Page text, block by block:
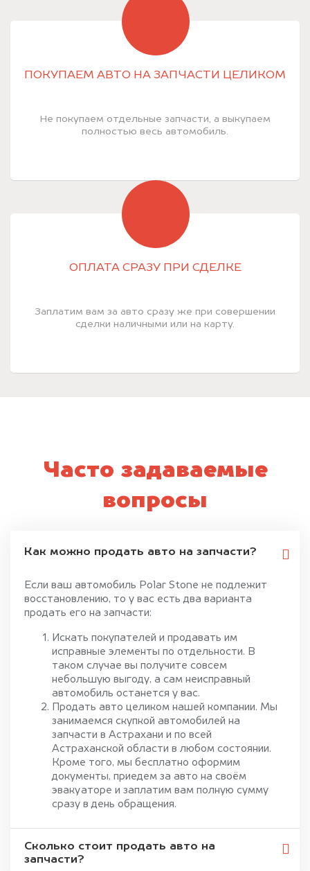
ПОКУПАЕМ АВТО НА ЗАПЧАСТИ ЦЕЛИКОМ
Не покупаем отдельные запчасти, а выкупаем
полностью весь автомобиль.
ОПЛАТА СРАЗУ ПРИ СДЕЛКЕ
Заплатим вам за авто сразу же при совершении
сделки наличными или на карту.
Часто задаваемые
вопросы
Как можно продать авто на запчасти?
Если ваш автомобиль Polar Stone не подлежит
восстановлению, то у вас есть два варианта
продать его на запчасти:
Искать покупателей и продавать им
исправные элементы по отдельности. В
таком случае вы получите совсем
небольшую выгоду, а сам неисправный
автомобиль останется у вас.
Продать авто целиком нашей компании. Мы
занимаемся скупкой автомобилей на
запчасти в Астрахани и по всей
Астраханской области в любом состоянии.
Кроме того, мы бесплатно оформим
документы, приедем за авто на своём
эвакуаторе и заплатим вам полную сумму
сразу в день обращения.
Сколько стоит продать авто на
запчасти?